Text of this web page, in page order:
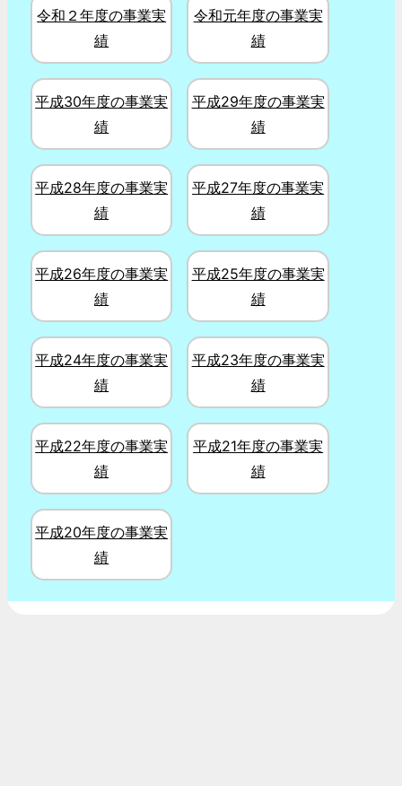
令和２年度の事業実
績
令和元年度の事業実
績
平成30年度の事業実
績
平成29年度の事業実
績
平成28年度の事業実
績
平成27年度の事業実
績
平成26年度の事業実
績
平成25年度の事業実
績
平成24年度の事業実
績
平成23年度の事業実
績
平成22年度の事業実
績
平成21年度の事業実
績
平成20年度の事業実
績